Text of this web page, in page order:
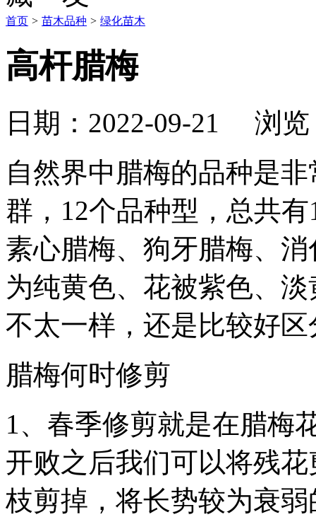
首页 > 苗木品种 > 绿化苗木
高杆腊梅
日期：2022-09-21 浏览
自然界中腊梅的品种是
群，12个品种型，总共
素心腊梅、狗牙腊梅、
为纯黄色、花被紫色、
不太一样，还是比较好区
腊梅何时修剪
1、春季修剪就是在腊梅
开败之后我们可以将残
枝剪掉，将长势较为衰